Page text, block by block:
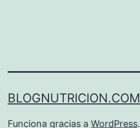
BLOGNUTRICION.COM
Funciona gracias a WordPress.